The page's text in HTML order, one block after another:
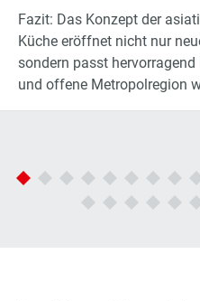
Fazit: Das Konzept der
Küche eröffnet nicht nur
sondern passt
und offene Metropolregion